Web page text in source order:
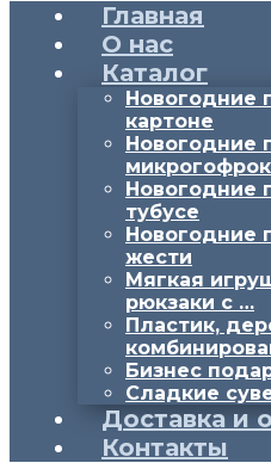
Главная
О нас
Каталог
Новогодние
картоне
Новогодние
Новогодние
тубусе
Новогодние
жести
Мягкая
рюкзаки с …
Пластик,
Бизнес
Сладкие
Доставка и
Контакты